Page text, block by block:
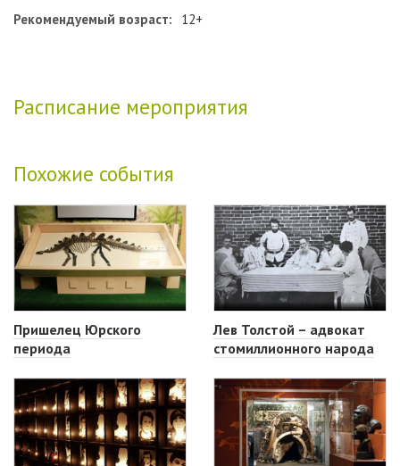
Рекомендуемый возраст: 12+
Расписание мероприятия
Похожие события
Пришелец Юрского
периода
Лев Толстой – адвокат
стомиллионного народа